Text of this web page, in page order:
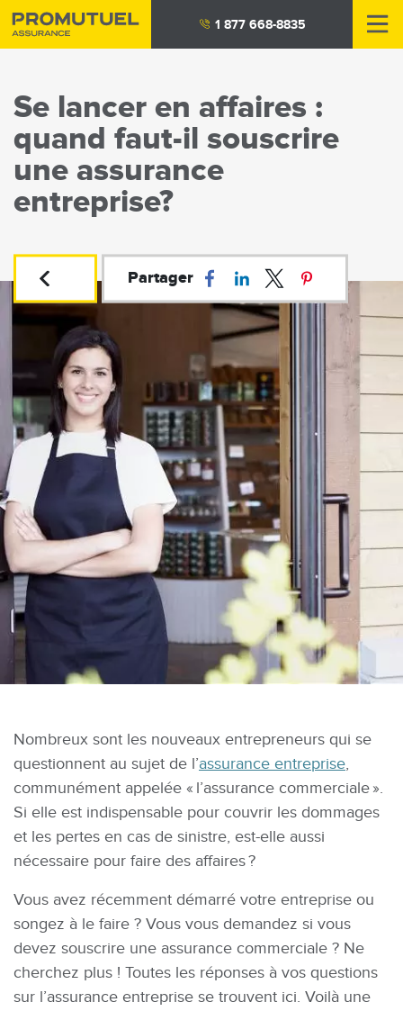
Aller
au
1 877 668-8835
Se lancer en affaires :
quand faut-il souscrire
une assurance
entreprise?
Partager
Nombreux sont les nouveaux entrepreneurs qui se
questionnent au sujet de l’assurance entreprise,
communément appelée « l’assurance commerciale ».
Si elle est indispensable pour couvrir les dommages
et les pertes en cas de sinistre, est-elle aussi
nécessaire pour faire des affaires ?
Vous avez récemment démarré votre entreprise ou
songez à le faire ? Vous vous demandez si vous
devez souscrire une assurance commerciale ? Ne
cherchez plus ! Toutes les réponses à vos questions
sur l’assurance entreprise se trouvent ici. Voilà une